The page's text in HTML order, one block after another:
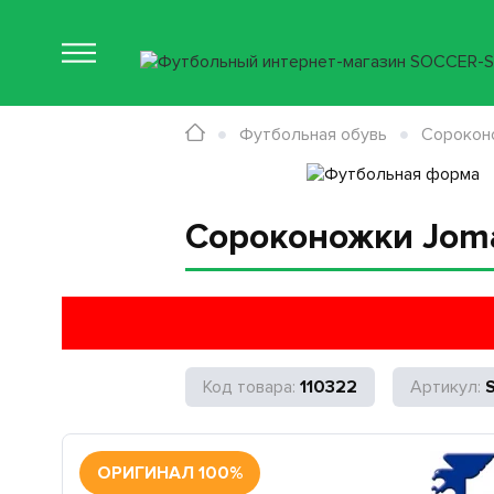
Сороконожки
110322
ОРИГИНАЛ 100%
Футбольная обувь